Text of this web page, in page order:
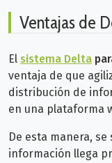
Ventajas de
El sistema Delta
ventaja de que
distribución de
en una plataforma
De esta manera,
información llega